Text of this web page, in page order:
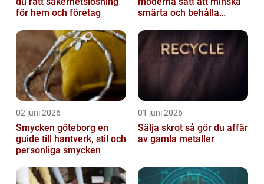
för hem och företag
smärta och behålla
02 juni 2026
Smycken göteborg en
guide till hantverk, stil och
personliga smycken
01 juni 2026
Sälja skrot så gör du affär
av gamla metaller